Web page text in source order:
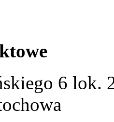
6 lok.